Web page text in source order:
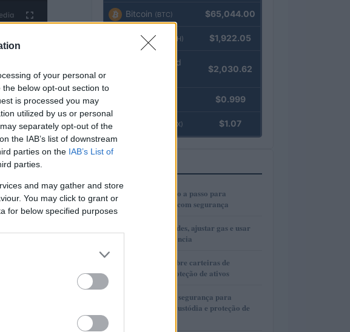
of your personal or
below opt-out section to
is processed you may
utilized by us or personal
separately opt-out of the
the IAB’s list of downstream
parties on the IAB’s List of
parties.
and may gather and store
You may click to grant or
for below specified purposes
Bitcoin (BTC) $65,044.00
Ethereum (ETH) $1,922.05
kpk ETH Yield
$2,030.62
$0.999
(USDEX) $1.07
1
Cold wallets: passo a passo para
configurar e usar com segurança
2
Como escolher redes, ajustar gas e usar
bridges com eficiência
3
Guia completo sobre carteiras de
autocustódia e proteção de ativos
Guia completo de segurança para
carteiras de autocustódia e proteção de